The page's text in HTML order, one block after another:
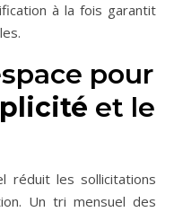
à la fois garantit
pour
et le
réduit les sollicitations
Un tri mensuel des